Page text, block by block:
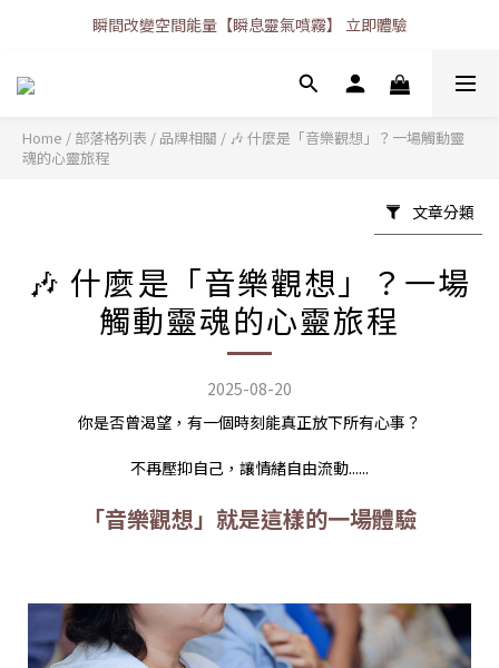
瞬間改變空間能量【瞬息靈氣噴霧】 立即體驗
Home / 部落格列表 / 品牌相關 / 🎶 什麼是「音樂觀想」？一場觸動靈
魂的心靈旅程
文章分類
🎶 什麼是「音樂觀想」？一場
觸動靈魂的心靈旅程
2025-08-20
你是否曾渴望，有一個時刻能真正放下所有心事？
不再壓抑自己，讓情緒自由流動......
「音樂觀想」就是這樣的一場體驗